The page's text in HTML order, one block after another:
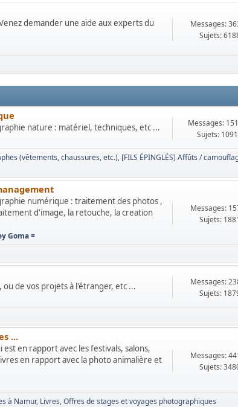
demander une aide aux experts du
Messages:
Sujets:
nature : matériel, techniques, etc ...
Messages:
Sujets:
(vêtements, chaussures, etc.) [FILS ÉPINGLÉS] Affûts /
numérique : traitement des photos ,
d'image, la retouche, la creation
Goma =
Messages:
Sujets:
de vos projets à l'étranger, etc ...
Messages:
Sujets:
...
en rapport avec les festivals, salons,
en rapport avec la photo animalière et
Messages:
Sujets:
à Namur Livres Offres de stages et voyages photographiques